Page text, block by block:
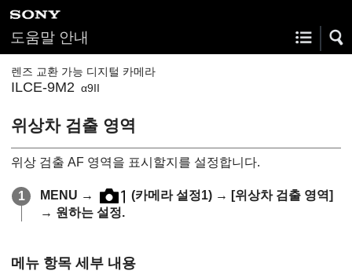
도움말 안내
렌즈 교환 가능 디지털 카메라
ILCE-9M2 α9II
위상차 검출 영역
위상 검출 AF 영역을 표시할지를 설정합니다.
MENU → (카메라 설정1)→ [위상차 검출 영역]
→ 원하는 설정.
메뉴 항목 세부 내용